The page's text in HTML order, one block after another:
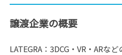
譲渡企業の概要
LATEGRA：3DCG・VR・ARな